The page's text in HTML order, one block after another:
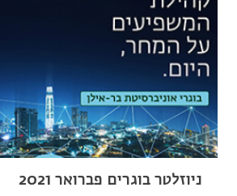
ניוזלטר בוגרים פברואר 2021